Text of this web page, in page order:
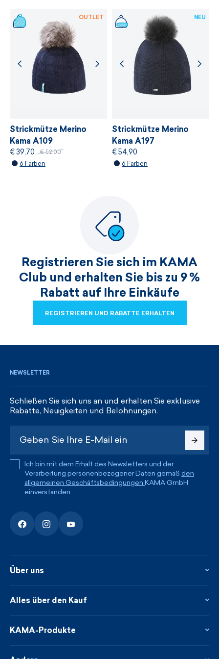
Strickmütze Merino
Kama A109
€ 39,70 € 52,00
6 Farben
OUTLET
Strickmütze Merino
Kama A197
€ 54,90
6 Farben
NEU
Registrieren Sie sich im KAMA
Club und erhalten Sie bis zu 9 %
Rabatt auf Ihre Einkäufe
REGISTRIEREN UND RABATTE ERHALTEN
NEWSLETTER
Schließen Sie sich uns an und erhalten Sie exklusive
Rabatte, Neuigkeiten und Belohnungen.
Ich bin mit dem Erhalt des Newsletters und der
Verarbeitung personenbezogener Daten gemäß den
allgemeinen Geschäftsbedingungen KAMA GmbH
einverstanden.
Über uns
Kontakte
Neuheiten
Alles über den Kauf
Treueprogramm
KAMA-Produkte